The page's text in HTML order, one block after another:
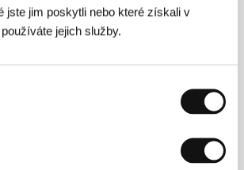
jste jim poskytli nebo které získali v
jejich služby.